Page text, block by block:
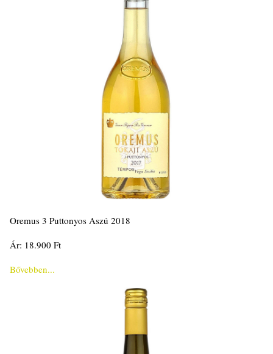
Oremus 3 Puttonyos Aszú 2018
Ár: 18.900 Ft
Bővebben...